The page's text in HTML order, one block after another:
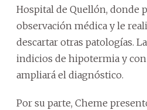
Hospital de Quellón, donde
observación médica y le
descartar otras patologías.
indicios de hipotermia y
ampliará el diagnóstico.
Por su parte, Cheme